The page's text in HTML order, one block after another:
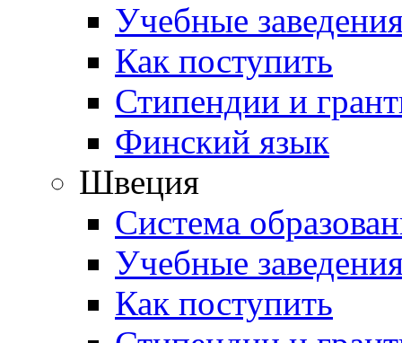
Учебные
Как поступить
Стипендии и
Финский язык
Швеция
Система
Учебные
Как поступить